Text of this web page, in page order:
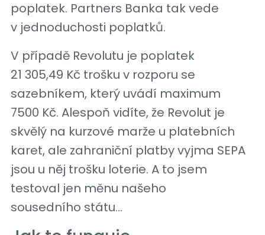
poplatek. Partners Banka tak vede
v jednoduchosti poplatků.
V případě Revolutu je poplatek
21 305,49 Kč trošku v rozporu se
sazebníkem, který uvádí maximum
7500 Kč. Alespoň vidíte, že Revolut je
skvělý na kurzové marže u platebních
karet, ale zahraniční platby vyjma SEPA
jsou u něj trošku loterie. A to jsem
testoval jen měnu našeho
sousedního státu…